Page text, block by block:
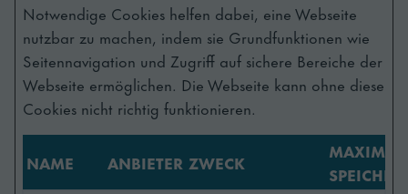
Notwendige Cookies helfen dabei, eine Webseite
nutzbar zu machen, indem sie Grundfunktionen wie
Seitennavigation und Zugriff auf sichere Bereiche der
Webseite ermöglichen. Die Webseite kann ohne diese
Cookies nicht richtig funktionieren.
NAME ANBIETER ZWECK